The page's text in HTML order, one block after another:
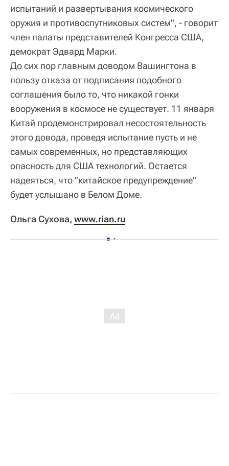
испытаний и развертывания космического
оружия и противоспутниковых систем", - говорит
член палаты представителей Конгресса США,
демократ Эдвард Марки.
До сих пор главным доводом Вашингтона в
пользу отказа от подписания подобного
соглашения было то, что никакой гонки
вооружения в космосе не существует. 11 января
Китай продемонстрировал несостоятельность
этого довода, проведя испытание пусть и не
самых современных, но представляющих
опасность для США технологий. Остается
надеяться, что "китайское предупреждение"
будет услышано в Белом Доме.
Ольга Сухова, www.rian.ru